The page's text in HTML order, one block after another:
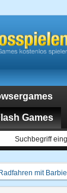
Games
Radfahren mit Barbie